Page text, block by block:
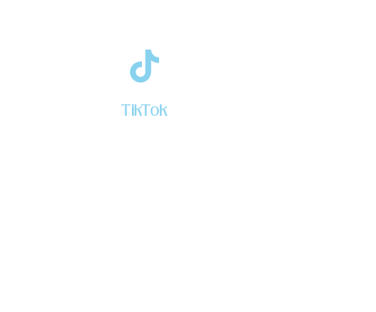
TikTok